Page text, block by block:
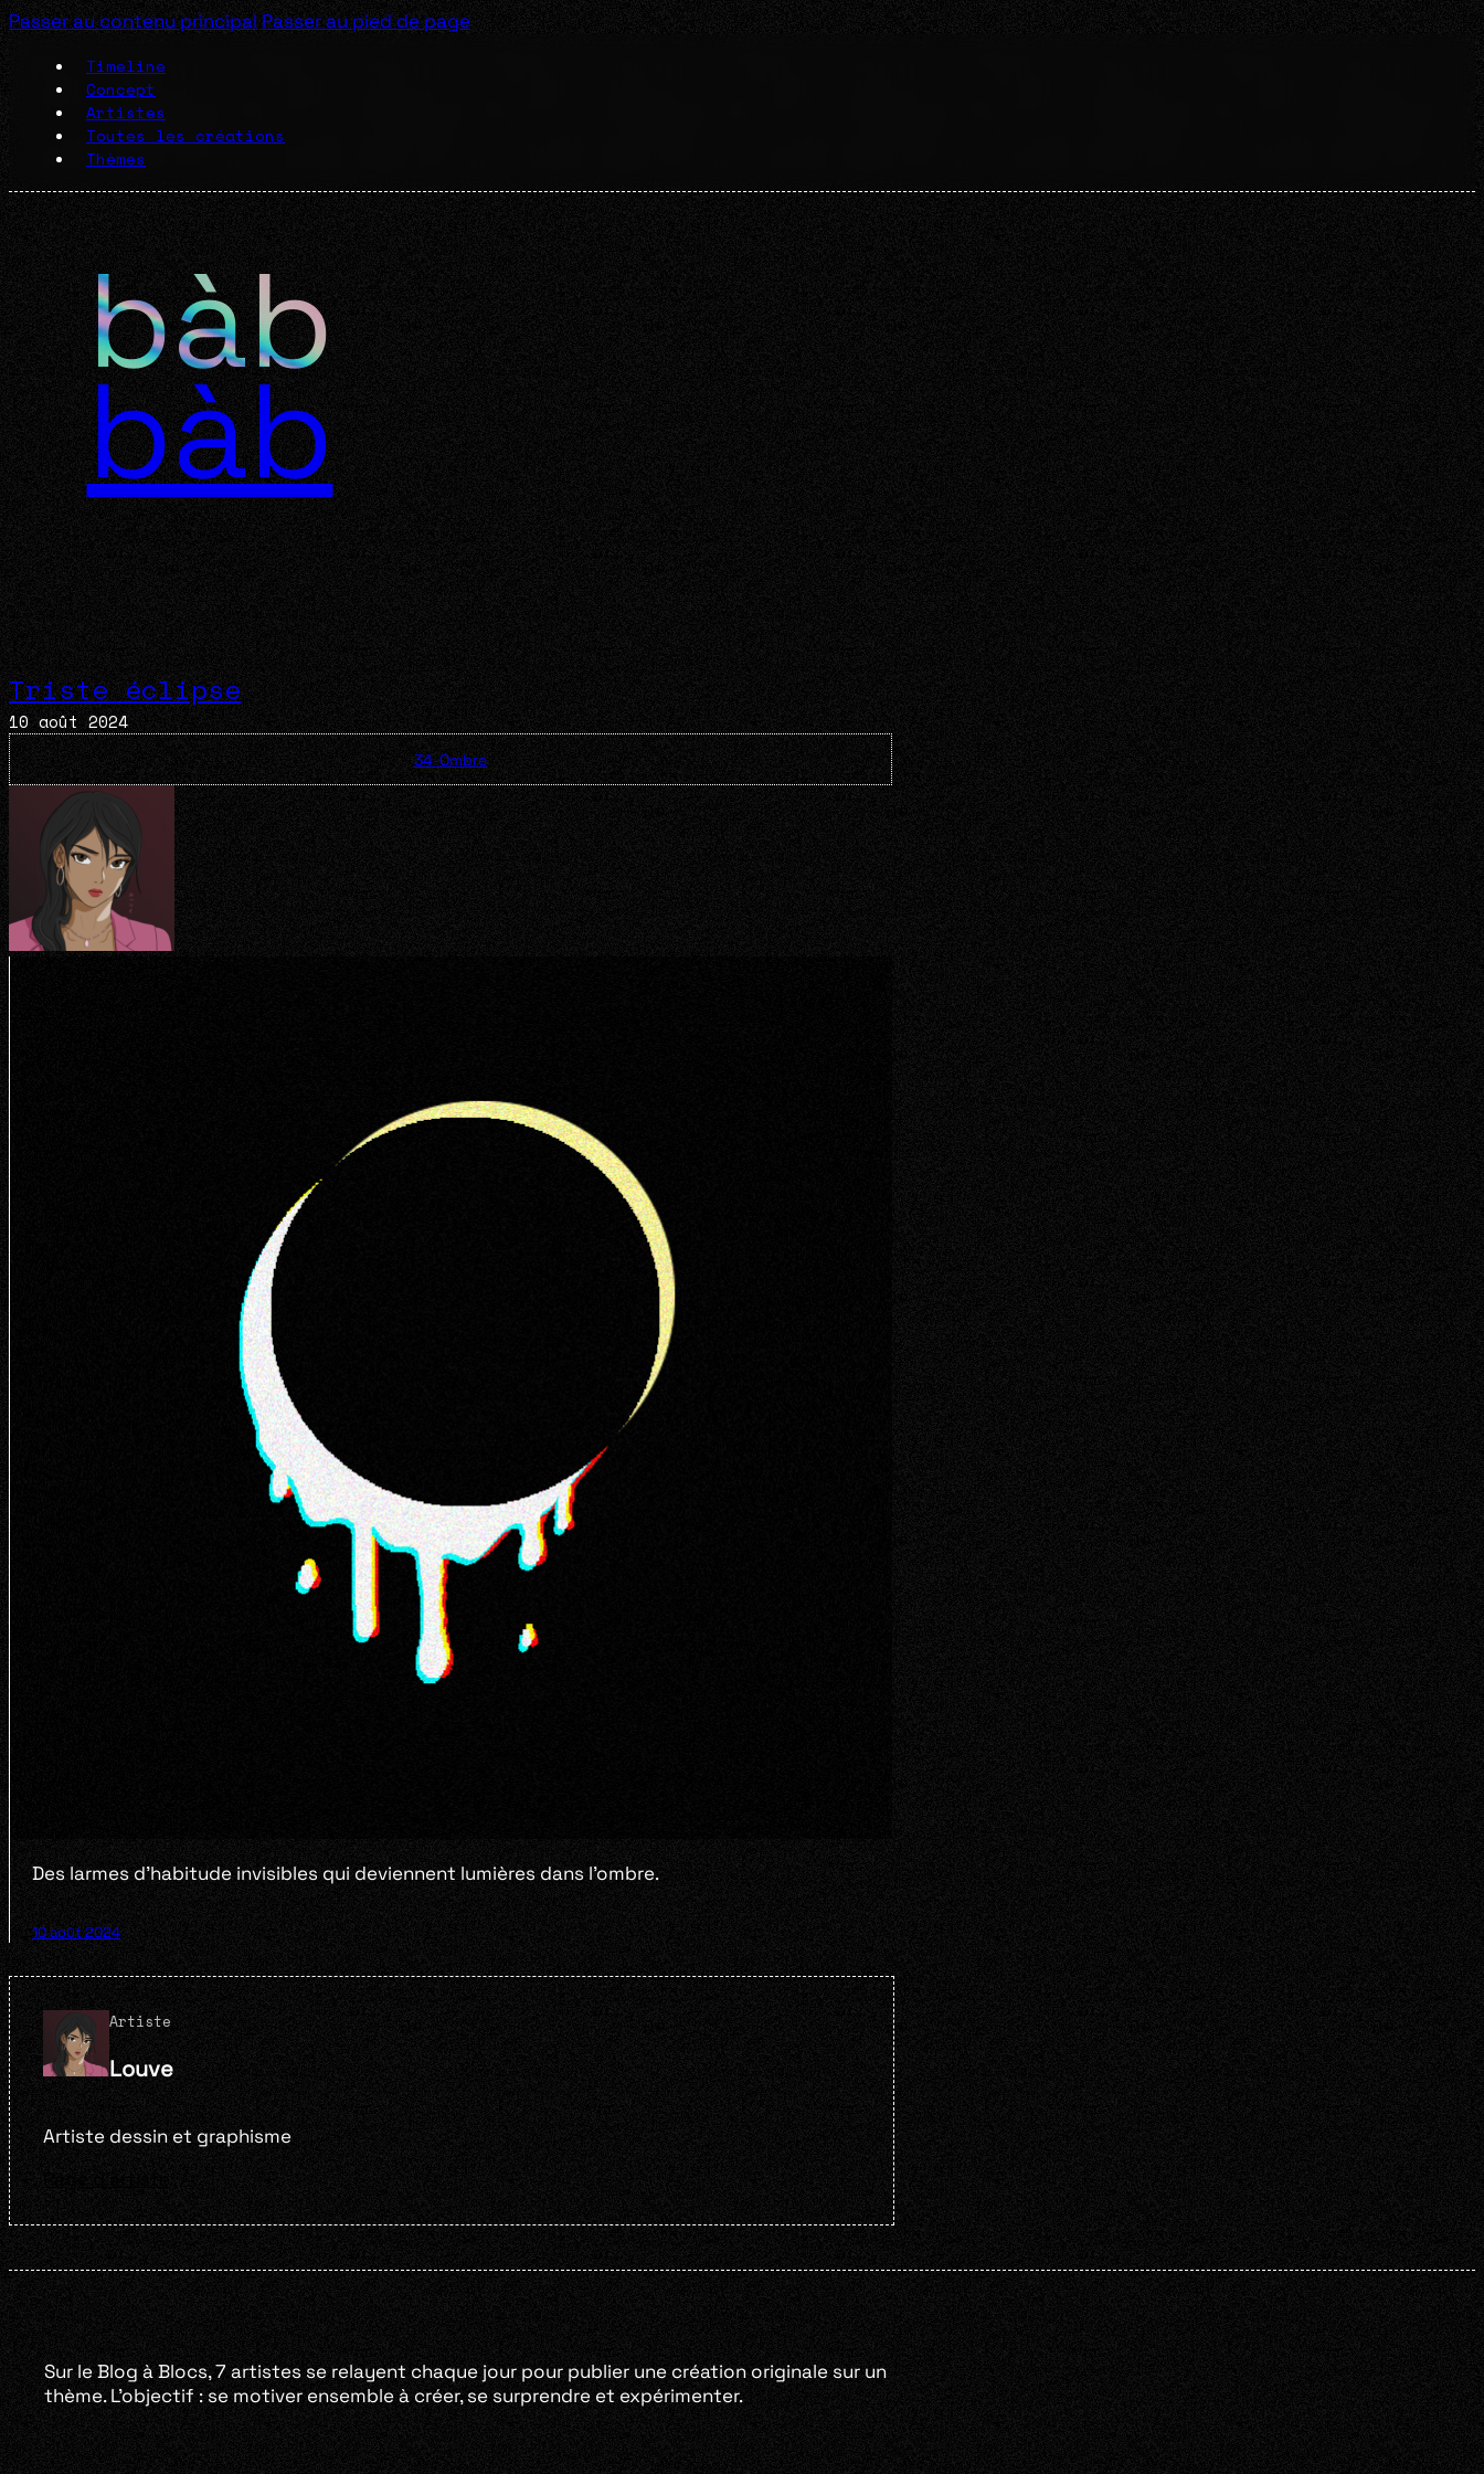
Passer au contenu principal Passer au pied de page
Timeline
Concept
Artistes
Toutes les créations
Thèmes
bàb
Triste éclipse
10 août 2024
34-Ombre
Des larmes d’habitude invisibles qui deviennent lumières dans l’ombre.
10 août 2024
Artiste
Louve
Artiste dessin et graphisme
Sur le Blog à Blocs, 7 artistes se relayent chaque jour pour publier une création originale sur un
thème. L’objectif : se motiver ensemble à créer, se surprendre et expérimenter.